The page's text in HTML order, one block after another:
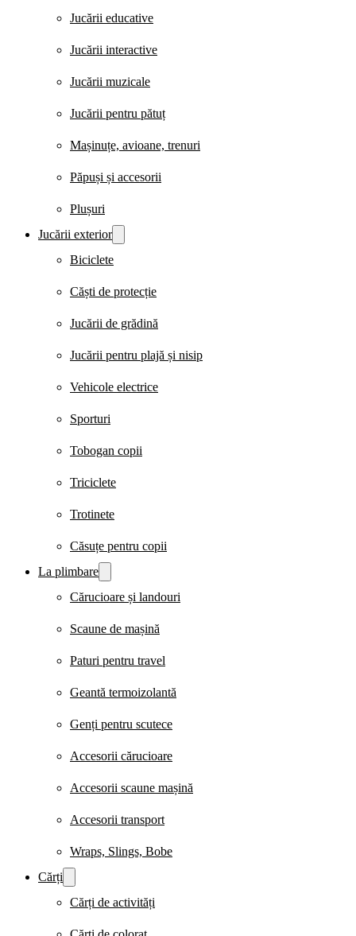
Jucării educative
Jucării interactive
Jucării muzicale
Jucării pentru pătuț
Mașinuțe, avioane, trenuri
Păpuși și accesorii
Plușuri
Jucării exterior
Biciclete
Căști de protecție
Jucării de grădină
Jucării pentru plajă și nisip
Vehicole electrice
Sporturi
Tobogan copii
Triciclete
Trotinete
Căsuțe pentru copii
La plimbare
Cărucioare și landouri
Scaune de mașină
Paturi pentru travel
Geantă termoizolantă
Genți pentru scutece
Accesorii cărucioare
Accesorii scaune mașină
Accesorii transport
Wraps, Slings, Bobe
Cărți
Cărți de activități